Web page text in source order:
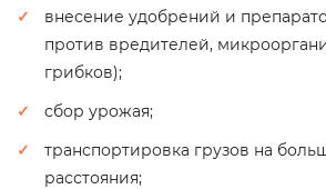
внесение удобрений и
против вредителей,
грибков);
сбор урожая;
транспортировка грузов на
расстояния;